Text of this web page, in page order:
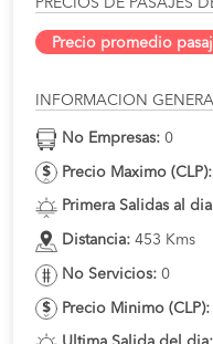
PRECIOS DE PASAJES
Precio promedio
INFORMACION
No Empresas: 0
Precio Maximo (CLP):
Primera Salidas al
Distancia: 453 Kms
No Servicios: 0
Precio Minimo (CLP):